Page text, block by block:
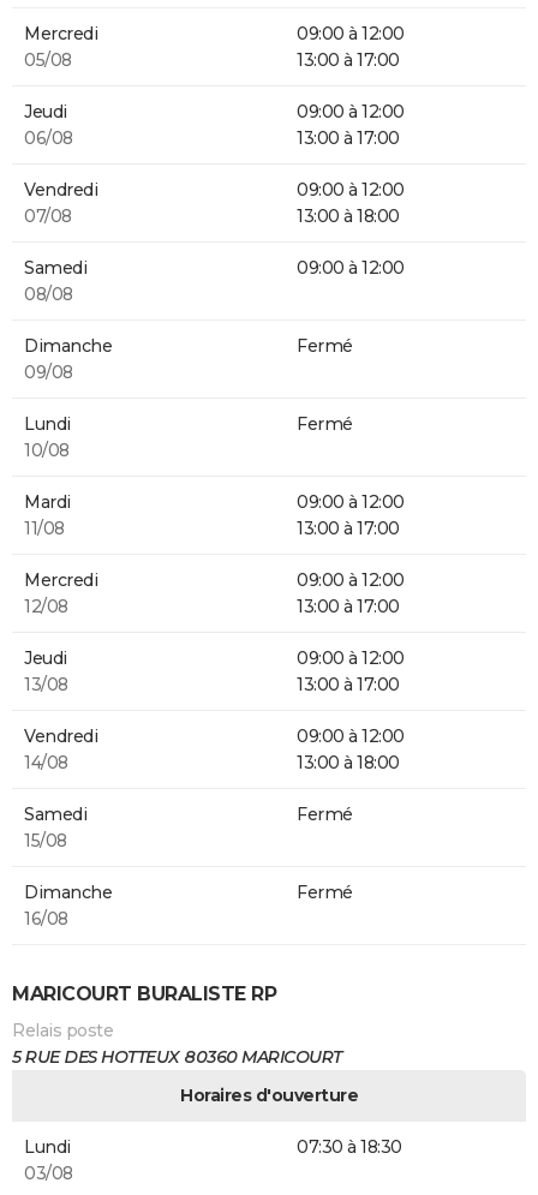
Mercredi
05/08
09:00 à 12:00
13:00 à 17:00
Jeudi
06/08
09:00 à 12:00
13:00 à 17:00
Vendredi
07/08
09:00 à 12:00
13:00 à 18:00
Samedi
08/08
09:00 à 12:00
Dimanche
09/08
Fermé
Lundi
10/08
Fermé
Mardi
11/08
09:00 à 12:00
13:00 à 17:00
Mercredi
12/08
09:00 à 12:00
13:00 à 17:00
Jeudi
13/08
09:00 à 12:00
13:00 à 17:00
Vendredi
14/08
09:00 à 12:00
13:00 à 18:00
Samedi
15/08
Fermé
Dimanche
16/08
Fermé
MARICOURT BURALISTE RP
Relais poste
5 RUE DES HOTTEUX 80360 MARICOURT
Horaires d'ouverture
Lundi
03/08
07:30 à 18:30